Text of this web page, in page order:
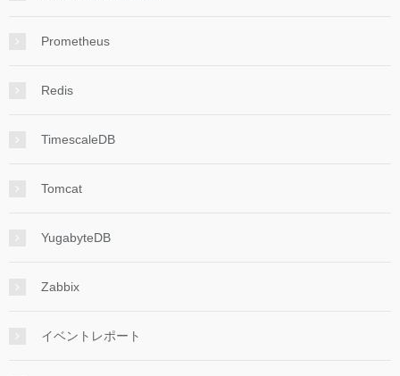
Prometheus
Redis
TimescaleDB
Tomcat
YugabyteDB
Zabbix
イベントレポート